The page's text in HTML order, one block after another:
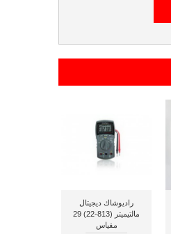
راديوشاك ديجيتال
مالتيميتر (813-22) 29
مقياس